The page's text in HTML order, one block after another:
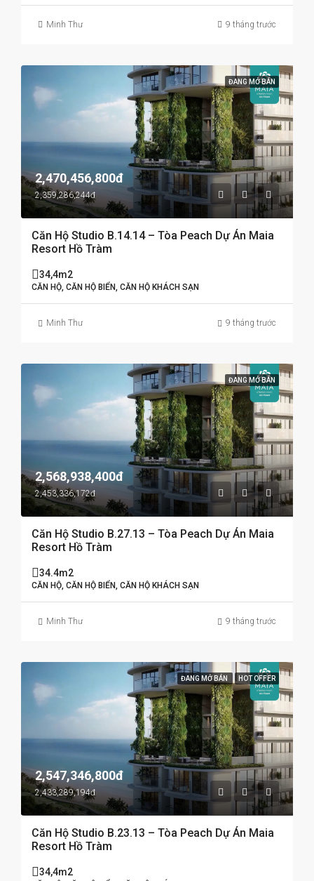
Minh Thư 9 tháng trước
ĐANG MỞ BÁN
2,470,456,800đ
2,359,286,244đ
Căn Hộ Studio B.14.14 – Tòa Peach Dự Án Maia
Resort Hồ Tràm
34,4m2
CĂN HỘ, CĂN HỘ BIỂN, CĂN HỘ KHÁCH SẠN
Minh Thư 9 tháng trước
ĐANG MỞ BÁN
2,568,938,400đ
2,453,336,172đ
Căn Hộ Studio B.27.13 – Tòa Peach Dự Án Maia
Resort Hồ Tràm
34.4m2
CĂN HỘ, CĂN HỘ BIỂN, CĂN HỘ KHÁCH SẠN
Minh Thư 9 tháng trước
ĐANG MỞ BÁN HOT OFFER
2,547,346,800đ
2,433,289,194đ
Căn Hộ Studio B.23.13 – Tòa Peach Dự Án Maia
Resort Hồ Tràm
34,4m2